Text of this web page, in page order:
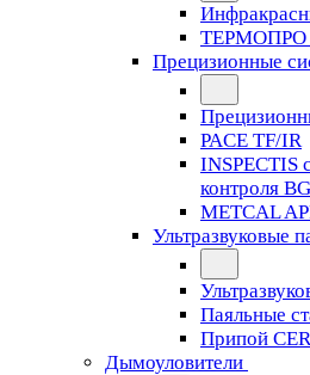
ТЕРМОПРО
Прецизионные
PACE TF/IR
INSPECTIS
контроля
METCAL
Ультразвуковые
Паяльные
Припой
Дымоуловители